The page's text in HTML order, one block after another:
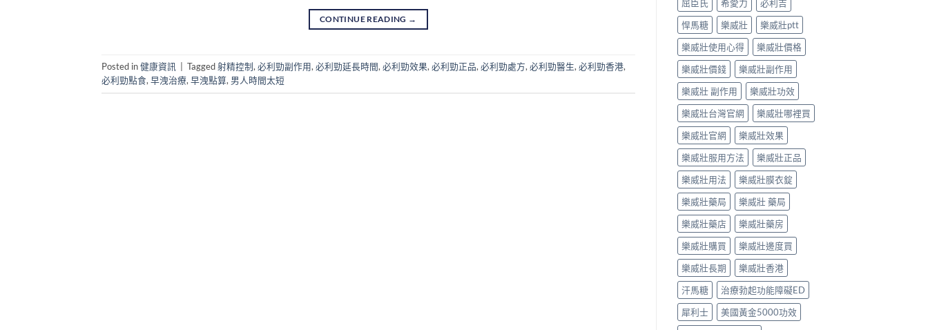
CONTINUE READING →
Posted in健康資訊 Tagged射精控制,必利勁副作用,必利勁延長時間,必利勁效果,必利勁正品,必利勁處方,必利勁醫生,必利勁香港,
必利勁點食,早洩治療,早洩點算, 男人時間太短
屈臣氏
希愛力
必利吉
悍馬糖
樂威壯
樂威壯ptt
樂威壯使用心得
樂威壯價格
樂威壯價錢
樂威壯副作用
樂威壯 副作用
樂威壯功效
樂威壯台灣官網
樂威壯哪裡買
樂威壯官網
樂威壯效果
樂威壯服用方法
樂威壯正品
樂威壯用法
樂威壯膜衣錠
樂威壯藥局
樂威壯 藥局
樂威壯藥店
樂威壯藥房
樂威壯購買
樂威壯邊度買
樂威壯長期
樂威壯香港
汗馬糖
治療勃起功能障礙ED
犀利士
美國黃金5000功效